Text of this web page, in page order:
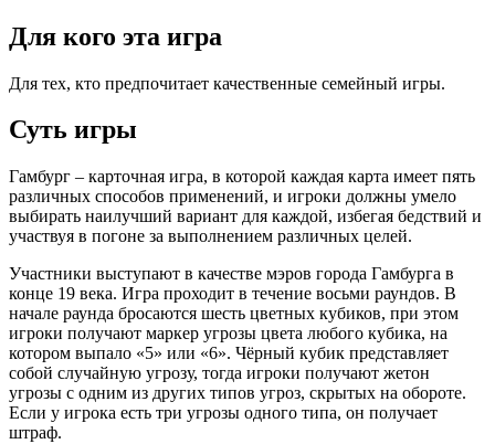
Для кого эта игра
Для тех, кто предпочитает качественные семейный игры.
Суть игры
Гамбург – карточная игра, в которой каждая карта имеет пять
различных способов применений, и игроки должны умело
выбирать наилучший вариант для каждой, избегая бедствий и
участвуя в погоне за выполнением различных целей.
Участники выступают в качестве мэров города Гамбурга в
конце 19 века. Игра проходит в течение восьми раундов. В
начале раунда бросаются шесть цветных кубиков, при этом
игроки получают маркер угрозы цвета любого кубика, на
котором выпало «5» или «6». Чёрный кубик представляет
собой случайную угрозу, тогда игроки получают жетон
угрозы с одним из других типов угроз, скрытых на обороте.
Если у игрока есть три угрозы одного типа, он получает
штраф.